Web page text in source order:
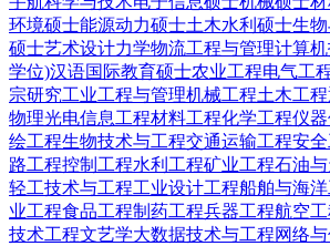
环境硕士能源动力硕士土木水利硕士生
硕士艺术设计力学物流工程与管理计算
学位)汉语国际教育硕士农业工程电气工
宗研究工业工程与管理机械工程土木工程
物理光电信息工程材料工程化学工程仪
绘工程生物技术与工程交通运输工程安
路工程控制工程水利工程矿业工程石油
轻工技术与工程工业设计工程船舶与海
业工程食品工程制药工程兵器工程航空
技术工程文艺学大数据技术与工程网络